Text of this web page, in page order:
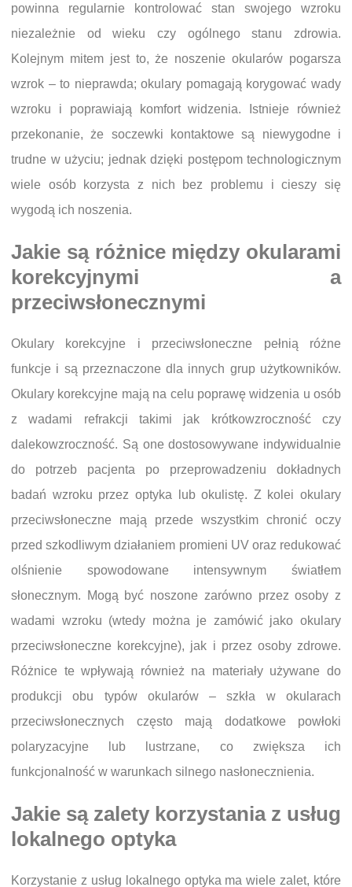
powinna regularnie kontrolować stan swojego wzroku
niezależnie od wieku czy ogólnego stanu zdrowia.
Kolejnym mitem jest to, że noszenie okularów pogarsza
wzrok – to nieprawda; okulary pomagają korygować wady
wzroku i poprawiają komfort widzenia. Istnieje również
przekonanie, że soczewki kontaktowe są niewygodne i
trudne w użyciu; jednak dzięki postępom technologicznym
wiele osób korzysta z nich bez problemu i cieszy się
wygodą ich noszenia.
Jakie są różnice między okularami
korekcyjnymi a
przeciwsłonecznymi
Okulary korekcyjne i przeciwsłoneczne pełnią różne
funkcje i są przeznaczone dla innych grup użytkowników.
Okulary korekcyjne mają na celu poprawę widzenia u osób
z wadami refrakcji takimi jak krótkowzroczność czy
dalekowzroczność. Są one dostosowywane indywidualnie
do potrzeb pacjenta po przeprowadzeniu dokładnych
badań wzroku przez optyka lub okulistę. Z kolei okulary
przeciwsłoneczne mają przede wszystkim chronić oczy
przed szkodliwym działaniem promieni UV oraz redukować
olśnienie spowodowane intensywnym światłem
słonecznym. Mogą być noszone zarówno przez osoby z
wadami wzroku (wtedy można je zamówić jako okulary
przeciwsłoneczne korekcyjne), jak i przez osoby zdrowe.
Różnice te wpływają również na materiały używane do
produkcji obu typów okularów – szkła w okularach
przeciwsłonecznych często mają dodatkowe powłoki
polaryzacyjne lub lustrzane, co zwiększa ich
funkcjonalność w warunkach silnego nasłonecznienia.
Jakie są zalety korzystania z usług
lokalnego optyka
Korzystanie z usług lokalnego optyka ma wiele zalet, które